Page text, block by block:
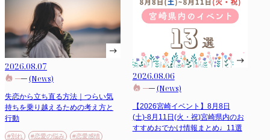
2026.08.07
(News)
失恋から立ち直る方法｜つらい気
持ちを乗り越えるための考え方と
行動
#別れ #恋愛の悩み
#恋愛感情
2026.08.06
(News)
【2026宮崎イベント】8月8日
(土)-8月11日(火・祝)宮崎県内のお
すすめおでかけ情報まとめ♩11選